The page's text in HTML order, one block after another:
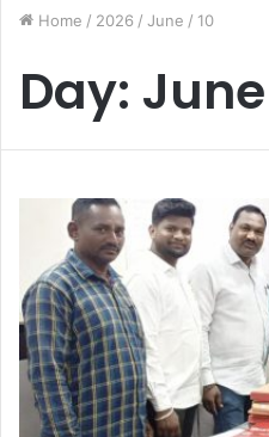
Home / 2026 / June / 10
Day: June